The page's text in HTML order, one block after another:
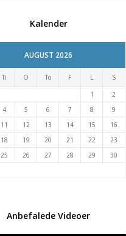
Kalender
AUGUST 2026
Ti O To F L
S
1
2
4 5 6 7 8
9
11 12 13 14 15
16
18 19 20 21 22
23
25 26 27 28 29
30
Anbefalede Videoer